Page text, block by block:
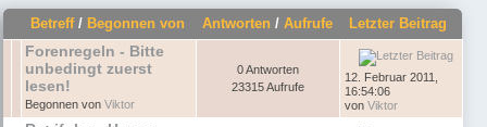
Betreff/ Begonnen von Antworten / Aufrufe
Letzter Beitrag
Forenregeln - Bitte
unbedingt zuerst
lesen!
Begonnen von Viktor
0 Antworten
23315 Aufrufe
12. Februar 2011,
16:54:06
von Viktor